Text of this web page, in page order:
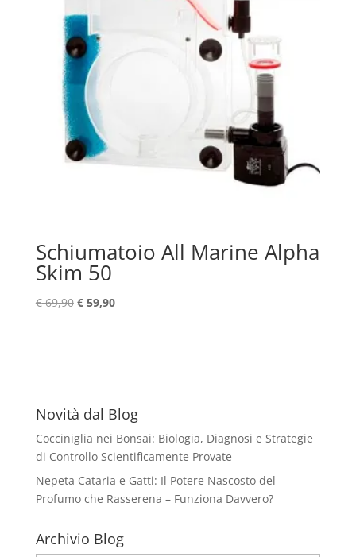
Schiumatoio All Marine Alpha
Skim 50
€69,90 Il
€59,90Il
Novità dal Blog
Cocciniglia nei Bonsai: Biologia, Diagnosi e Strategie
di Controllo Scientificamente Provate
Nepeta Cataria e Gatti: Il Potere Nascosto del
Profumo che Rasserena – Funziona Davvero?
Archivio Blog